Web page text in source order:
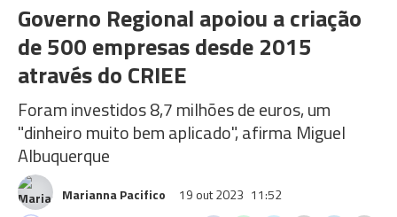
Governo Regional apoiou a criação
de 500 empresas desde 2015
através do CRIEE
Foram investidos 8,7 milhões de euros, um
"dinheiro muito bem aplicado", afirma Miguel
Albuquerque
Marianna Pacifico 19 out 2023 11:52